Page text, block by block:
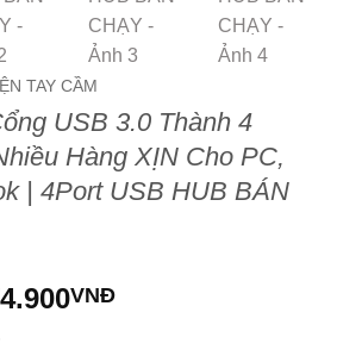
TAY CẦM
USB 3.0 Thành 4
Hàng XỊN Cho PC,
| 4Port USB HUB BÁN
VNĐGiá